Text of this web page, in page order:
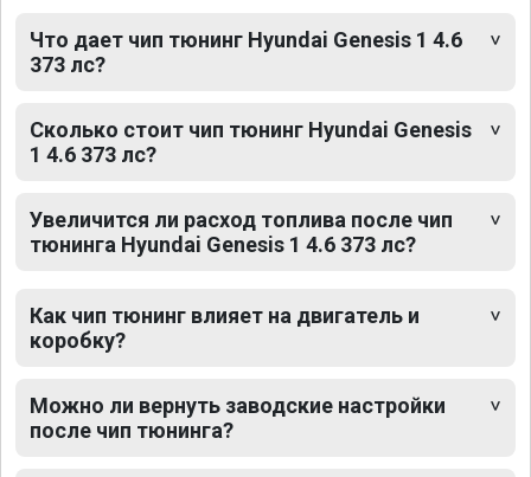
Что дает чип тюнинг Hyundai Genesis 1 4.6
373 лс?
Сколько стоит чип тюнинг Hyundai Genesis
1 4.6 373 лс?
Увеличится ли расход топлива после чип
тюнинга Hyundai Genesis 1 4.6 373 лс?
Как чип тюнинг влияет на двигатель и
коробку?
Можно ли вернуть заводские настройки
после чип тюнинга?